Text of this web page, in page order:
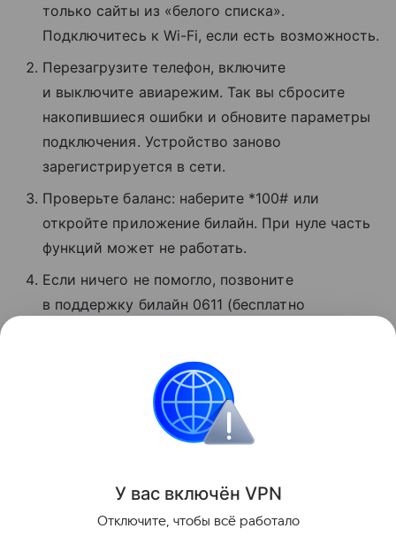
только сайты из «белого списка».
Подключитесь к Wi-Fi, если есть возможность.
Перезагрузите телефон, включите
и выключите авиарежим. Так вы сбросите
накопившиеся ошибки и обновите параметры
подключения. Устройство заново
зарегистрируется в сети.
Проверьте баланс: наберите *100# или
откройте приложение билайн. При нуле часть
функций может не работать.
Если ничего не помогло, позвоните
в поддержку билайн 0611 (бесплатно
Поделиться
У вас включён VPN
Отключите, чтобы всё работало